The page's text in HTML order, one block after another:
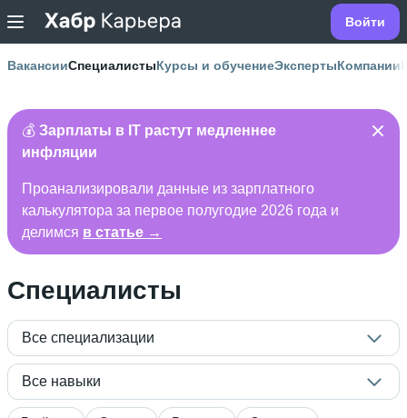
Войти
ВакансииСпециалистыКурсы и обучениеЭкспертыКомпании
💰 Зарплаты в IT растут медленнее
инфляции
Проанализировали данные из зарплатного
калькулятора за первое полугодие 2026 года и
делимся в статье →
Специалисты
Все специализации
Все навыки